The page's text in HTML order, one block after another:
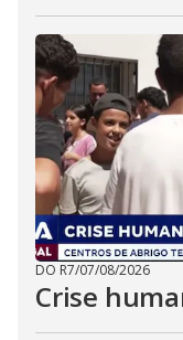
DO R7/07/08/2026
Crise